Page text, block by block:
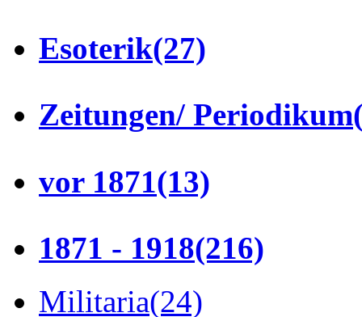
Esoterik(27)
Zeitungen/ Periodikum
vor 1871(13)
1871 - 1918(216)
Militaria(24)